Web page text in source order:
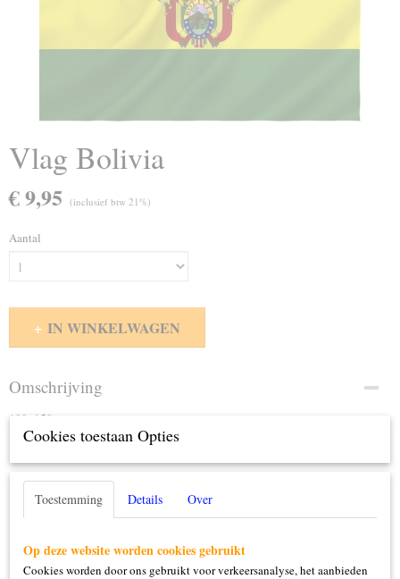
Vlag Bolivia
€ 9,95 (inclusief btw 21%)
Aantal
IN WINKELWAGEN
Omschrijving
100x150cm
100% polyester
Ook interessant
Cookies toestaan Opties
Toestemming Details Over
Op deze website worden cookies gebruikt
Cookies worden door ons gebruikt voor verkeersanalyse, het aanbieden